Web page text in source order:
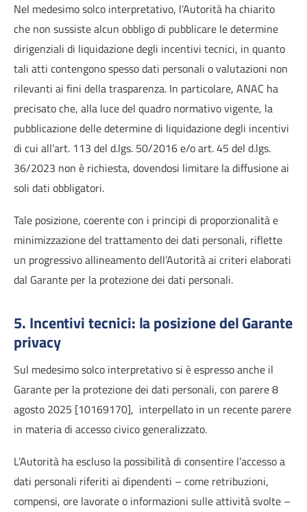
Nel medesimo solco interpretativo, l’Autorità ha chiarito
che non sussiste alcun obbligo di pubblicare le determine
dirigenziali di liquidazione degli incentivi tecnici, in quanto
tali atti contengono spesso dati personali o valutazioni non
rilevanti ai fini della trasparenza. In particolare, ANAC ha
precisato che, alla luce del quadro normativo vigente, la
pubblicazione delle determine di liquidazione degli incentivi
di cui all’art. 113 del d.lgs. 50/2016 e/o art. 45 del d.lgs.
36/2023 non è richiesta, dovendosi limitare la diffusione ai
soli dati obbligatori.
Tale posizione, coerente con i principi di proporzionalità e
minimizzazione del trattamento dei dati personali, riflette
un progressivo allineamento dell’Autorità ai criteri elaborati
dal Garante per la protezione dei dati personali.
5. Incentivi tecnici: la posizione del Garante
privacy
Sul medesimo solco interpretativo si è espresso anche il
Garante per la protezione dei dati personali, con parere 8
agosto 2025 [10169170], interpellato in un recente parere
in materia di accesso civico generalizzato.
L’Autorità ha escluso la possibilità di consentire l’accesso a
dati personali riferiti ai dipendenti – come retribuzioni,
compensi, ore lavorate o informazioni sulle attività svolte –